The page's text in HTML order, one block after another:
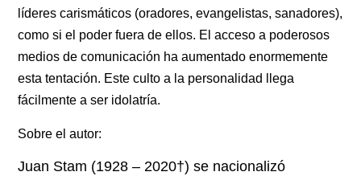
líderes carismáticos (oradores, evangelistas, sanadores),
como si el poder fuera de ellos. El acceso a poderosos
medios de comunicación ha aumentado enormemente
esta tentación. Este culto a la personalidad llega
fácilmente a ser idolatría.
Sobre el autor:
Juan Stam (1928 – 2020†) se nacionalizó